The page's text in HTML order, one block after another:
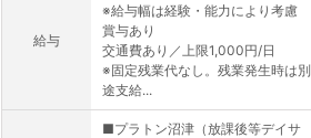
給与
※給与幅は経験・能力により考慮
賞与あり
交通費あり／上限1,000円/日
※固定残業代なし。残業発生時は別
途支給...
■プラトン沼津（放課後等デイサ